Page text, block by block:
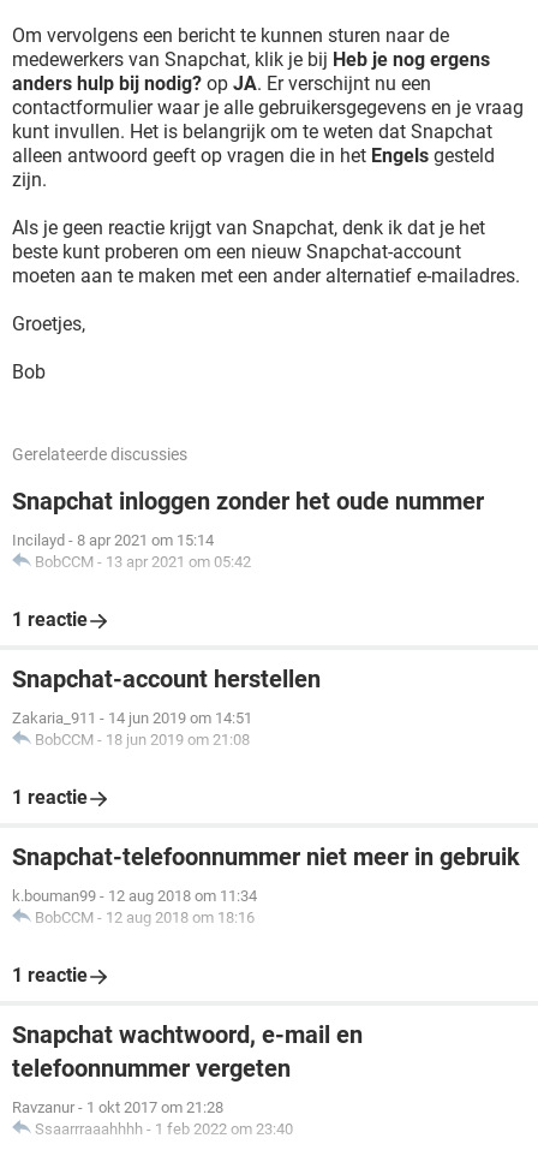
Om vervolgens een bericht te kunnen sturen naar de
medewerkers van Snapchat, klik je bij Heb je nog ergens
anders hulp bij nodig? op JA. Er verschijnt nu een
contactformulier waar je alle gebruikersgegevens en je vraag
kunt invullen. Het is belangrijk om te weten dat Snapchat
alleen antwoord geeft op vragen die in het Engels gesteld
zijn.
Als je geen reactie krijgt van Snapchat, denk ik dat je het
beste kunt proberen om een nieuw Snapchat-account
moeten aan te maken met een ander alternatief e-mailadres.
Groetjes,
Bob
Gerelateerde discussies
Snapchat inloggen zonder het oude nummer
Incilayd - 8 apr 2021 om 15:14
BobCCM - 13 apr 2021 om 05:42
1 reactie
Snapchat-account herstellen
Zakaria_911 - 14 jun 2019 om 14:51
BobCCM - 18 jun 2019 om 21:08
1 reactie
Snapchat-telefoonnummer niet meer in gebruik
k.bouman99 - 12 aug 2018 om 11:34
BobCCM - 12 aug 2018 om 18:16
1 reactie
Snapchat wachtwoord, e-mail en
telefoonnummer vergeten
Ravzanur - 1 okt 2017 om 21:28
Ssaarrraaahhhh - 1 feb 2022 om 23:40